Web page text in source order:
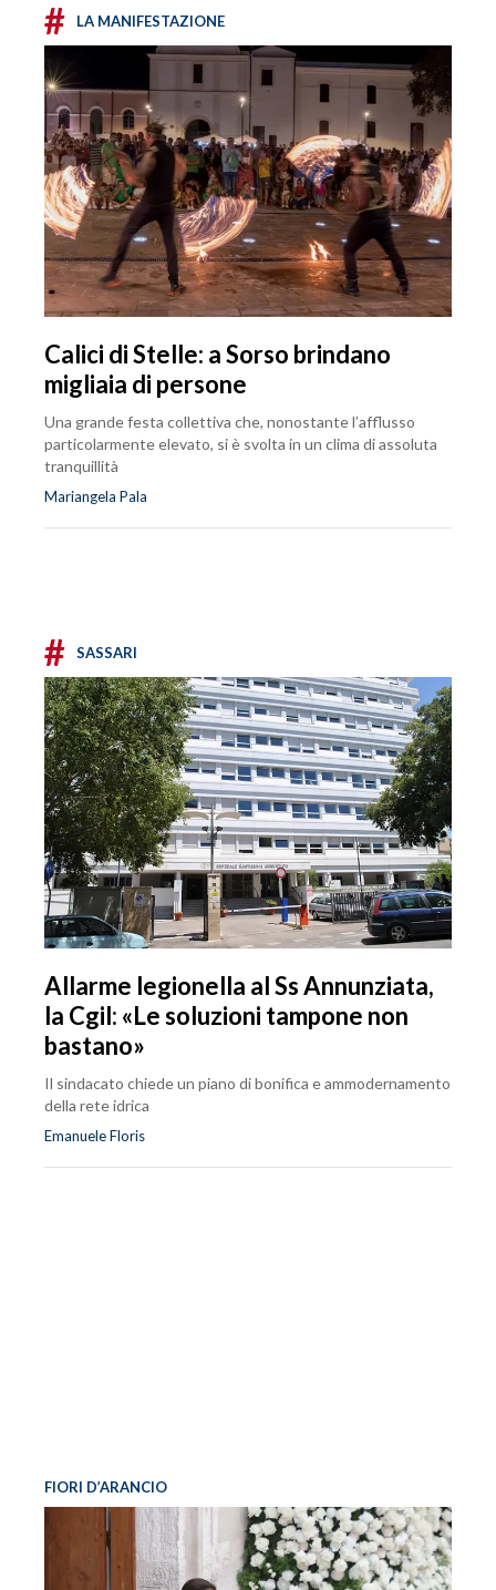
# LA MANIFESTAZIONE
Calici di Stelle: a Sorso brindano
migliaia di persone
Una grande festa collettiva che, nonostante l’afflusso
particolarmente elevato, si è svolta in un clima di assoluta
tranquillità
Mariangela Pala
# SASSARI
Allarme legionella al Ss Annunziata,
la Cgil: «Le soluzioni tampone non
bastano»
Il sindacato chiede un piano di bonifica e ammodernamento
della rete idrica
Emanuele Floris
FIORI D’ARANCIO